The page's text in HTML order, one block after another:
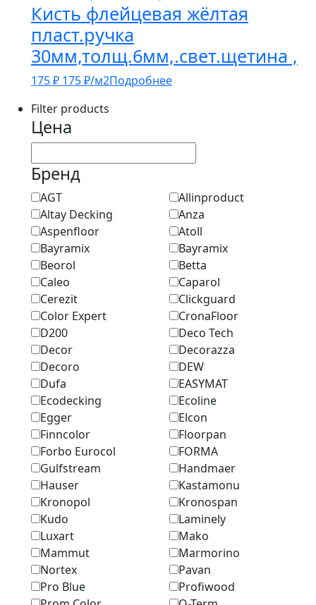
Кисть флейцевая жёлтая
пласт.ручка
30мм,толщ.6мм,.свет.щетина ,
175₽ 175₽/м2Подробнее
Filter products
Цена
Бренд
AGT
Allinproduct
Altay Decking
Anza
Aspenfloor
Atoll
Bayramix
Bayramix
Beorol
Betta
Caleo
Caparol
Cerezit
Clickguard
Color Expert
CronaFloor
D200
Deco Tech
Decor
Decorazza
Decoro
DEW
Dufa
EASYMAT
Ecodecking
Ecoline
Egger
Elcon
Finncolor
Floorpan
Forbo Eurocol
FORMA
Gulfstream
Handmaer
Hauser
Kastamonu
Kronopol
Kronospan
Kudo
Laminely
Luxart
Mako
Mammut
Marmоrino
Nortex
Pavan
Pro Blue
Profiwood